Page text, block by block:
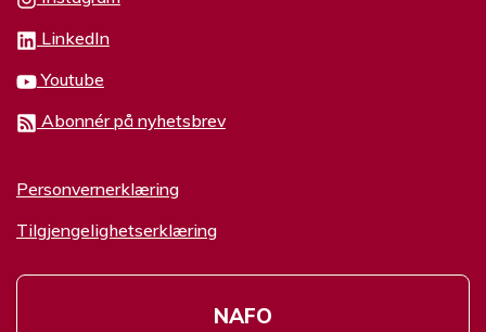
LinkedIn
Youtube
Abonnér på nyhetsbrev
Personvernerklæring
Tilgjengelighetserklæring
NAFO